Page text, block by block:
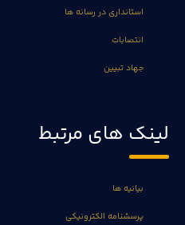
استانداری در رسانه ها
انتصابات
جهاد تبیین
لینک های مرتبط
بیانیه ها
پرسشنامه الکترونیکی